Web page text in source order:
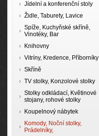
Jídelní a konferenční stoly
Židle, Taburety, Lavice
Spíže, Kuchyňské skříně,
Vinotéky, Bar
Knihovny
Vitríny, Kredence, Příborníky
Skříně
TV stolky, Konzolové stolky
Stolky odkládací, Květinové
stojany, rohové stolky
Koupelnový nábytek
Komody, Noční stolky,
Prádelníky,